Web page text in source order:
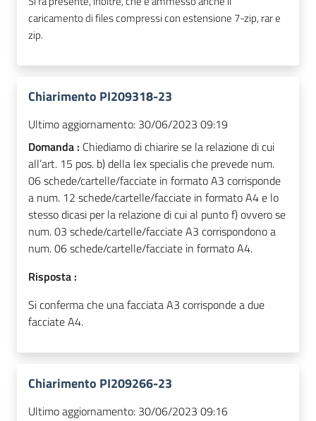
caricamento di files compressi con estensione 7-zip, rar e
zip.
Chiarimento PI209318-23
Ultimo aggiornamento: 30/06/2023 09:19
Domanda : Chiediamo di chiarire se la relazione di cui
all’art. 15 pos. b) della lex specialis che prevede num.
06 schede/cartelle/facciate in formato A3 corrisponde
a num. 12 schede/cartelle/facciate in formato A4 e lo
stesso dicasi per la relazione di cui al punto f) ovvero se
num. 03 schede/cartelle/facciate A3 corrispondono a
num. 06 schede/cartelle/facciate in formato A4.
Risposta :
Si conferma che una facciata A3 corrisponde a due
facciate A4.
Chiarimento PI209266-23
Ultimo aggiornamento: 30/06/2023 09:16